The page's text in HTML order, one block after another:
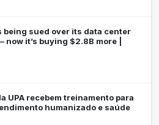
being sued over its data center
it’s buying $2.8B more |
UPA recebem treinamento para
humanizado e saúde